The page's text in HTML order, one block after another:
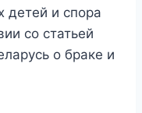
детей и спора
со статьей
о браке и